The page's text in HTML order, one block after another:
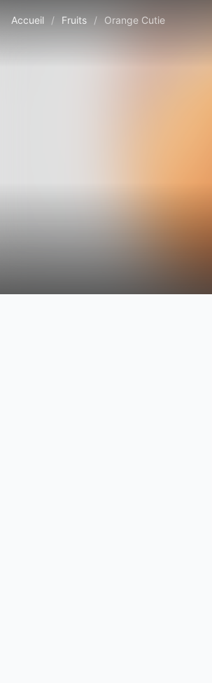
Accueil / Fruits / Orange Cutie